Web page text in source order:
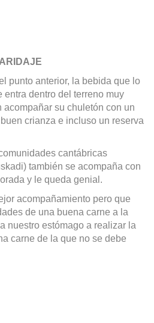
punto anterior, la bebida que lo
entra dentro del terreno muy
su chuletón con un
crianza e incluso un reserva
cantábricas
también se acompaña con
y le queda genial.
acompañamiento pero que
de una buena carne a la
nuestro estómago a realizar la
carne de la que no se debe